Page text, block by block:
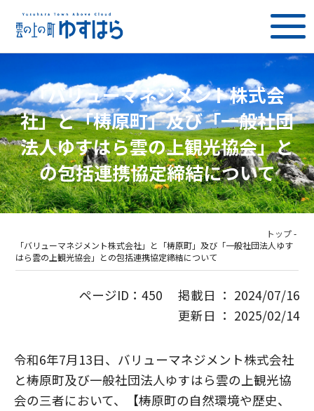
「バリューマネジメント株式会
社」と「梼原町」及び「一般社団
法人ゆすはら雲の上観光協会」と
の包括連携協定締結について
トップ-
「バリューマネジメント株式会社」と「梼原町」及び「一般社団法人ゆす
はら雲の上観光協会」との包括連携協定締結について
ページID：450 掲載日 ： 2024/07/16
更新日 ： 2025/02/14
令和6年7月13日、バリューマネジメント株式会社
と梼原町及び一般社団法人ゆすはら雲の上観光協
会の三者において、【梼原町の自然環境や歴史、